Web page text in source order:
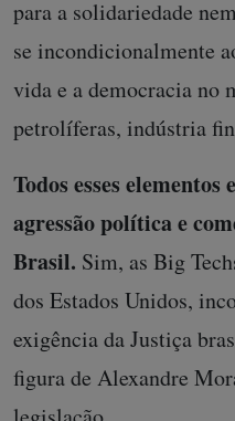
para a solidariedade
se incondicionalmente
vida e a democracia no
petrolíferas, indústria
Todos esses elementos
agressão política e
Brasil. Sim, as Big
dos Estados Unidos,
exigência da Justiça
figura de Alexandre